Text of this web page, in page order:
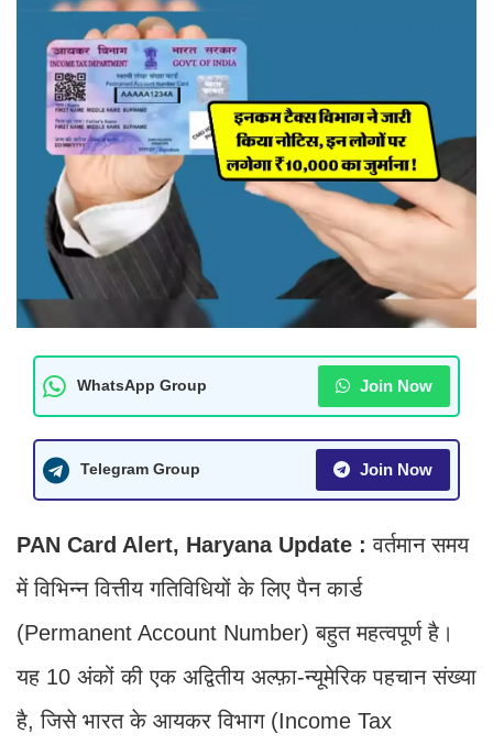
WhatsApp Group Join Now
Telegram Group Join Now
PAN Card Alert, Haryana Update : वर्तमान समय
में विभिन्न वित्तीय गतिविधियों के लिए पैन कार्ड
(Permanent Account Number) बहुत महत्वपूर्ण है।
यह 10 अंकों की एक अद्वितीय अल्फ़ा-न्यूमेरिक पहचान संख्या
है, जिसे भारत के आयकर विभाग (Income Tax